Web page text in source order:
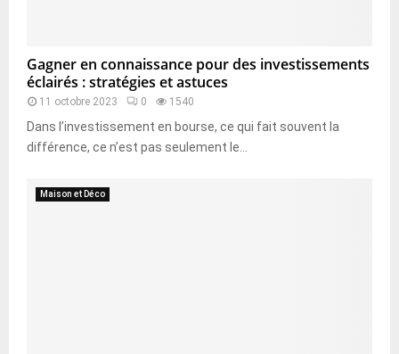
Gagner en connaissance pour des investissements
éclairés : stratégies et astuces
11 octobre 2023 0 1540
Dans l’investissement en bourse, ce qui fait souvent la
différence, ce n’est pas seulement le...
Maison et Déco